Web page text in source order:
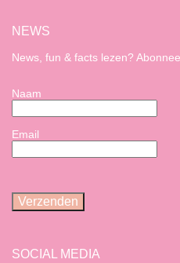
NEWS
News, fun & facts lezen?
Naam
Email
SOCIAL MEDIA